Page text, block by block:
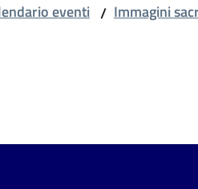
eventi / Immagini